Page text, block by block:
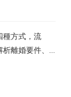
種方式，流
離婚要件、
面掌握離婚